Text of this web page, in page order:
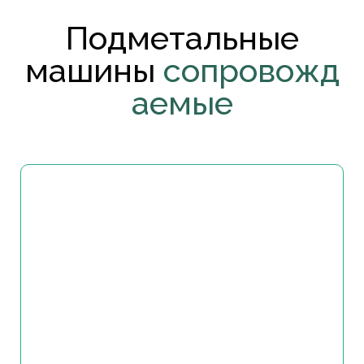
Подметальные
машины сопровожд
аемые